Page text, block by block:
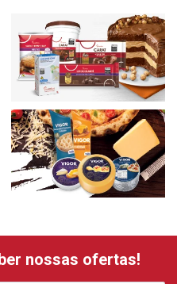
nossas ofertas!